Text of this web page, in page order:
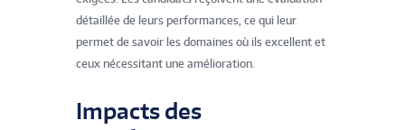
détaillée de leurs performances, ce qui leur
permet de savoir les domaines où ils excellent et
ceux nécessitant une amélioration.
Impacts des